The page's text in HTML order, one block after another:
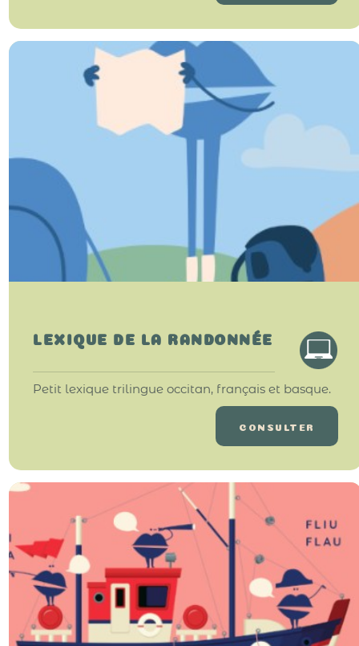
LEXIQUE DE LA RANDONNÉE
Petit lexique trilingue occitan, français et basque.
CONSULTER